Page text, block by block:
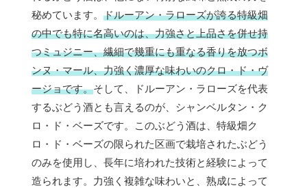
秘めています。 ドルーアン・ラローズが誇る特級畑
の中でも特に名高いのは、力強さと上品さを併せ持
つミュジニー、繊細で幾重にも重なる香りを放つボ
ンヌ・マール、力強く濃厚な味わいのクロ・ド・ヴ
ージョです。そして、ドルーアン・ラローズを代表
するぶどう酒とも言えるのが、シャンベルタン・ク
ロ・ド・ベーズです。このぶどう酒は、特級畑ク
ロ・ド・ベーズの限られた区画で栽培されたぶどう
のみを使用し、長年に培われた技術と経験によって
造られます。力強く複雑な味わいと、熟成によって